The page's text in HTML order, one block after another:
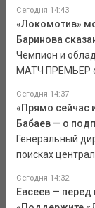
Сегодня 14:43
«Локомотив»
Баринова
Чемпион и
МАТЧ ПРЕМЬЕР
Сегодня 14:37
«Прямо сейчас
Бабаев — о
Генеральный
поисках
Сегодня 14:32
Евсеев —